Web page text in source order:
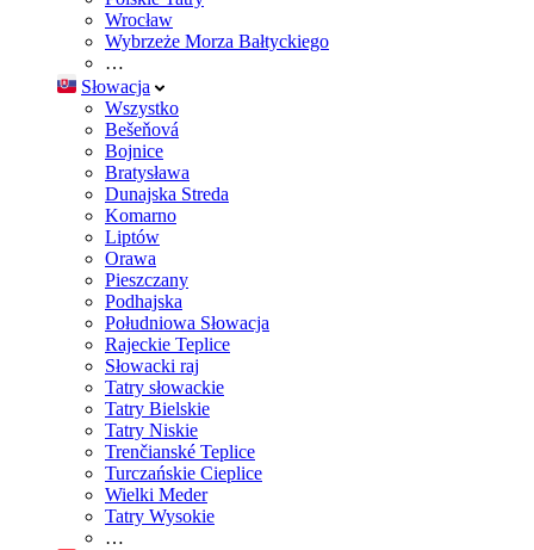
Wrocław
Wybrzeże Morza Bałtyckiego
…
Słowacja
Wszystko
Bešeňová
Bojnice
Bratysława
Dunajska Streda
Komarno
Liptów
Orawa
Pieszczany
Podhajska
Południowa Słowacja
Rajeckie Teplice
Słowacki raj
Tatry słowackie
Tatry Bielskie
Tatry Niskie
Trenčianské Teplice
Turczańskie Cieplice
Wielki Meder
Tatry Wysokie
…